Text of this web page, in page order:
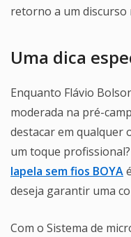
retorno a um discurso
Uma dica
Enquanto Flávio
moderada na pré-
destacar em qualquer
um toque
lapela sem fios BOYA
deseja garantir uma
Com o Sistema de